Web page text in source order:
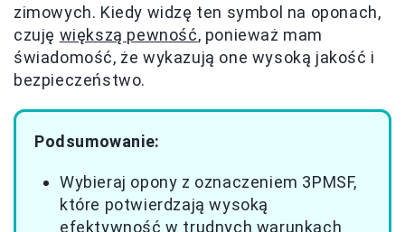
zimowych. Kiedy widzę ten symbol na oponach,
czuję większą pewność, ponieważ mam
świadomość, że wykazują one wysoką jakość i
bezpieczeństwo.
Podsumowanie:
Wybieraj opony z oznaczeniem 3PMSF,
które potwierdzają wysoką
efektywność w trudnych warunkach